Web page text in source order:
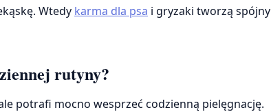
Wtedy karma dla psa i gryzaki tworzą spójny
rutyny?
potrafi mocno wesprzeć codzienną pielęgnację.